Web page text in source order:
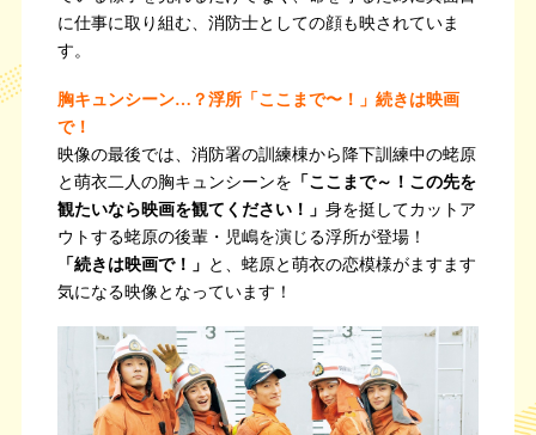
に仕事に取り組む、消防士としての顔も映されていま
す。
胸キュンシーン…？浮所「ここまで〜！」続きは映画
で！
映像の最後では、消防署の訓練棟から降下訓練中の蛯原
と萌衣二人の胸キュンシーンを 「ここまで～！この先を
観たいなら映画を観てください！」 身を挺してカットア
ウトする蛯原の後輩・児嶋を演じる浮所が登場！
「続きは映画で！」 と、蛯原と萌衣の恋模様がますます
気になる映像となっています！